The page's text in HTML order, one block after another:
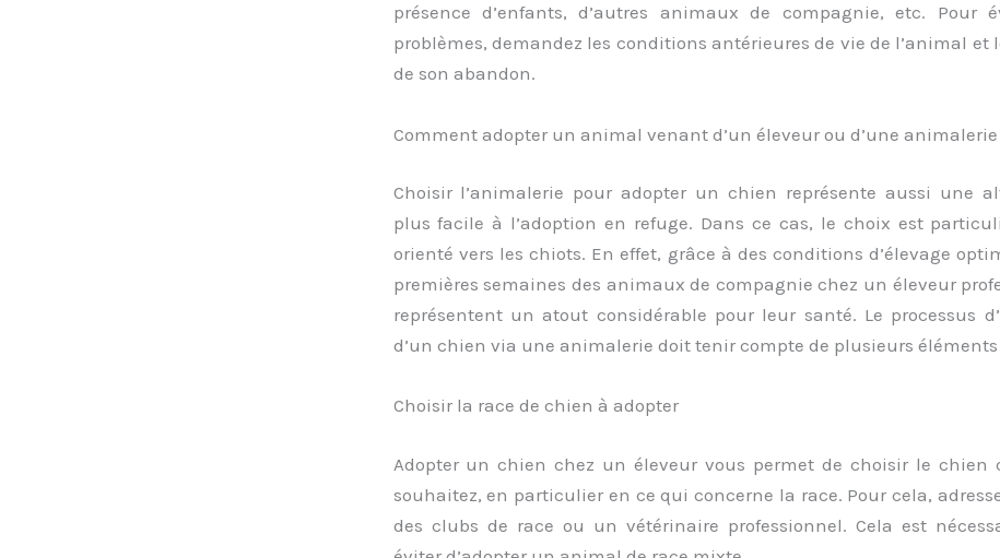
présence d’enfants, d’autres animaux de compagnie, etc. Pour
problèmes, demandez les conditions antérieures de vie de l’animal et
de son abandon.
Comment adopter un animal venant d’un éleveur ou d’une animalerie
Choisir l’animalerie pour adopter un chien représente aussi une
plus facile à l’adoption en refuge. Dans ce cas, le choix est
orienté vers les chiots. En effet, grâce à des conditions d’élevage
premières semaines des animaux de compagnie chez un éleveur
représentent un atout considérable pour leur santé. Le processus
d’un chien via une animalerie doit tenir compte de plusieurs éléments
Choisir la race de chien à adopter
Adopter un chien chez un éleveur vous permet de choisir le chien
souhaitez, en particulier en ce qui concerne la race. Pour cela,
des clubs de race ou un vétérinaire professionnel. Cela est